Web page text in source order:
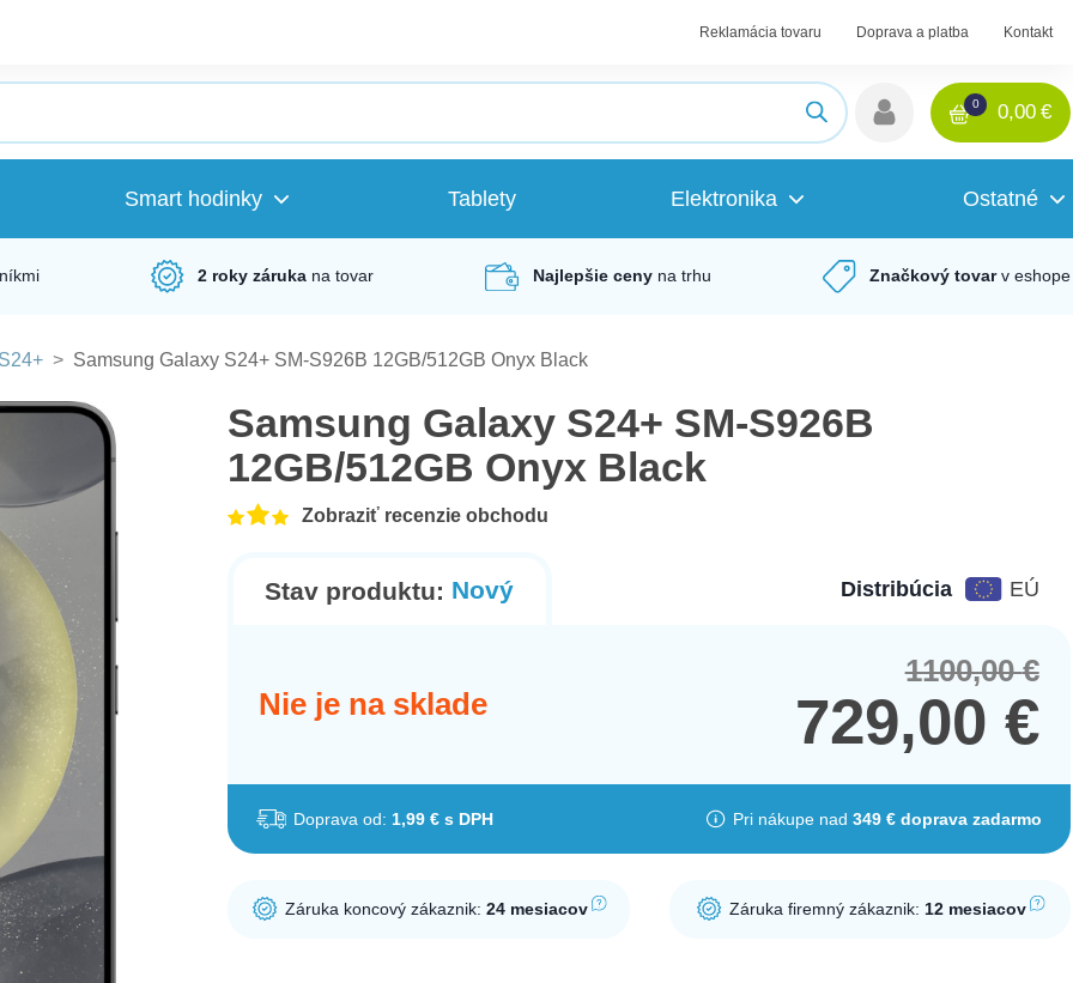
Reklamácia tovaru Doprava a platba Kontakt
0 0,00 €
Smart hodinky Tablety Elektronika Ostatné
2 roky záruka na tovar Najlepšie ceny na trhu Značkový tovar v eshope
S24+ > Samsung Galaxy S24+ SM-S926B 12GB/512GB Onyx Black
Samsung Galaxy S24+ SM-S926B
12GB/512GB Onyx Black
Zobraziť recenzie obchodu
Stav produktu: Nový Distribúcia EÚ
Nie je na sklade
1100,00€
729,00 €
Doprava od: 1,99 € s DPH Pri nákupe nad 349 € doprava zadarmo
Záruka koncový zákaznik:24 mesiacov Záruka firemný zákaznik: 12 mesiacov